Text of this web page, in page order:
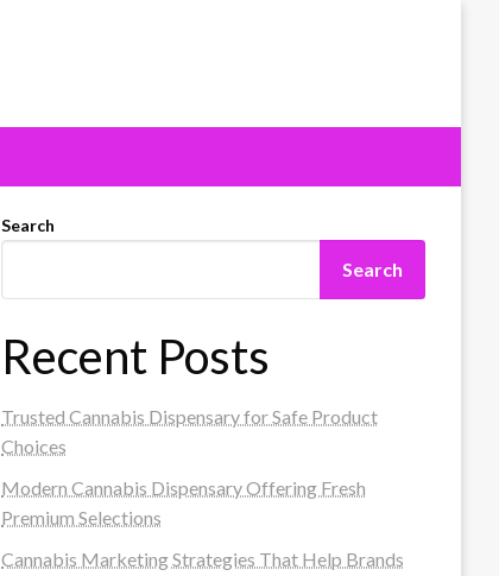
Search
Search
Recent Posts
Trusted Cannabis Dispensary for Safe Product
Choices
Modern Cannabis Dispensary Offering Fresh
Premium Selections
Cannabis Marketing Strategies That Help Brands